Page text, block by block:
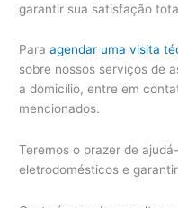
garantir sua satisfação
Paraagendar uma visita
sobre nossos serviços de
a domicílio, entre em
mencionados.
Teremos o prazer de
eletrodomésticos e